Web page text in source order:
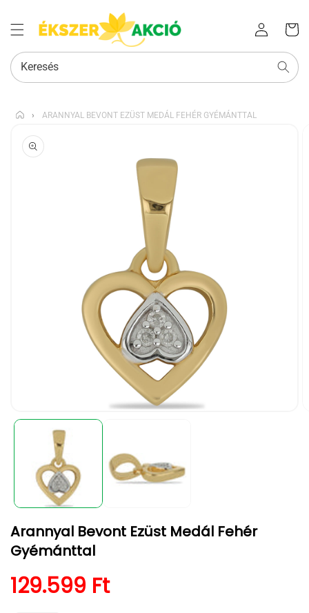
Bejelentkezés
kosara
Keresés
› ARANNYAL BEVONT EZÜST MEDÁL FEHÉR GYÉMÁNTTAL
UGRÁS A
TERMÉKADATOKRA
médiafájl
megnyitása
párbeszédpanelen
Arannyal Bevont Ezüst Medál Fehér
Gyémánttal
Normál ár
129.599 Ft